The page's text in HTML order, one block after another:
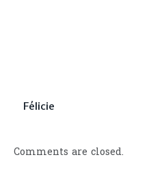
Félicie
Comments are closed.